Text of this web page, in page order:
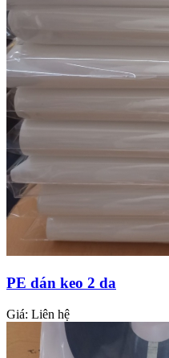
PE dán keo 2 da
Giá: Liên hệ